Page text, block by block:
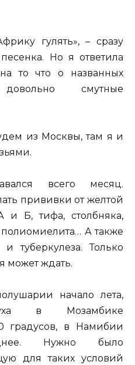
гулять», – сразу
Но я ответила
то что о названных
смутные
из Москвы, там я и
всего месяц.
прививки от желтой
и Б, тифа, столбняка,
А также
туберкулеза. Только
может ждать.
начало лета,
в Мозамбике
градусов, в Намибии
Нужно было
для таких условий